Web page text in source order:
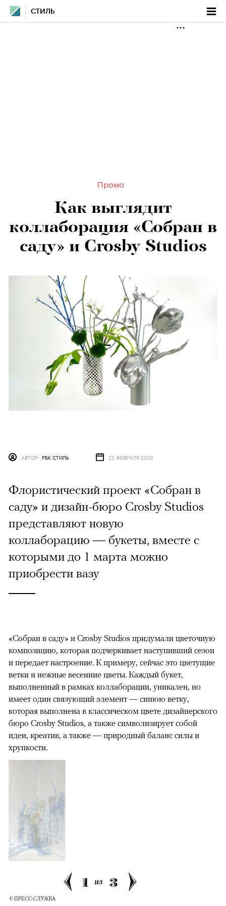
СТИЛЬ
Промо
Как выглядит
коллаборация «Собран в
саду» и Crosby Studios
АВТОР РБК СТИЛЬ 22 ФЕВРАЛЯ 2022
Флористический проект «Собран в
саду» и дизайн-бюро Crosby Studios
представляют новую
коллаборацию — букеты, вместе с
которыми до 1 марта можно
приобрести вазу
«Собран в саду» и Crosby Studios придумали цветочную
композицию, которая подчеркивает наступивший сезон
и передает настроение. К примеру, сейчас это цветущие
ветки и нежные весенние цветы. Каждый букет,
выполненный в рамках коллаборации, уникален, но
имеет один связующий элемент — синюю ветку,
которая выполнена в классическом цвете дизайнерского
бюро Crosby Studios, а также символизирует собой
идеи, креатив, а также — природный баланс силы и
хрупкости.
1 из 3
© ПРЕСС-СЛУЖБА